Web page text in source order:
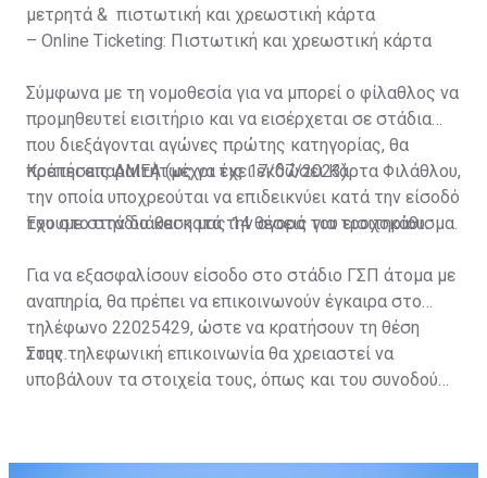
μετρητά & πιστωτική και χρεωστική κάρτα
– Online Ticketing: Πιστωτική και χρεωστική κάρτα
Σύμφωνα με τη νομοθεσία για να μπορεί ο φίλαθλος να
προμηθευτεί εισιτήριο και να εισέρχεται σε στάδια
που διεξάγονται αγώνες πρώτης κατηγορίας, θα
πρέπει απαραιτήτως να έχει εκδώσει Κάρτα Φιλάθλου,
την οποία υποχρεούται να επιδεικνύει κατά την είσοδό
του στο στάδιο και κατά την αγορά του εισιτηρίου.
Κρατήσεις ΑΜΕΑ (μέχρι τις 17/07/2023)
Έχουμε στην διάθεση μας 14 θέσεις για τροχοκάθισμα.
Για να εξασφαλίσουν είσοδο στο στάδιο ΓΣΠ άτομα με
αναπηρία, θα πρέπει να επικοινωνούν έγκαιρα στο
τηλέφωνο 22025429, ώστε να κρατήσουν τη θέση
τους.
Στην τηλεφωνική επικοινωνία θα χρειαστεί να
υποβάλουν τα στοιχεία τους, όπως και του συνοδού